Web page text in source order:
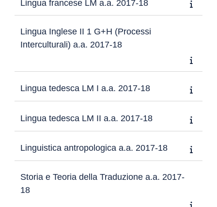
Lingua francese LM a.a. 2017-18
Lingua Inglese II 1 G+H (Processi
Interculturali) a.a. 2017-18
Lingua tedesca LM I a.a. 2017-18
Lingua tedesca LM II a.a. 2017-18
Linguistica antropologica a.a. 2017-18
Storia e Teoria della Traduzione a.a. 2017-
18